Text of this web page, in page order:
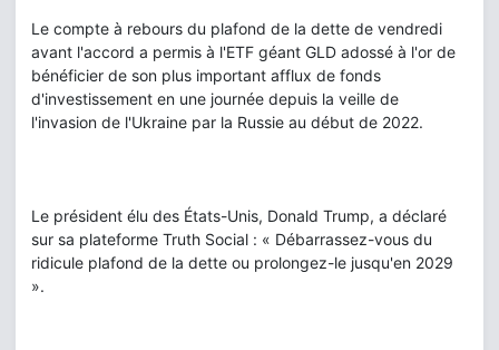
Le compte à rebours du plafond de la dette de vendredi
avant l'accord a permis à l'ETF géant GLD adossé à l'or de
bénéficier de son plus important afflux de fonds
d'investissement en une journée depuis la veille de
l'invasion de l'Ukraine par la Russie au début de 2022.
Le président élu des États-Unis, Donald Trump, a déclaré
sur sa plateforme Truth Social : « Débarrassez-vous du
ridicule plafond de la dette ou prolongez-le jusqu'en 2029
».